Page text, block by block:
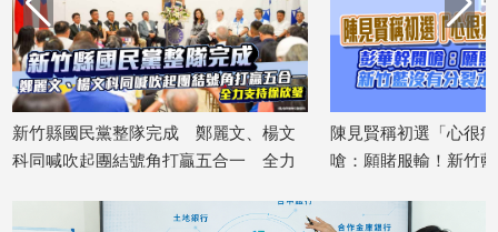
新竹縣國民黨整隊完成 鄭麗文、楊文
科同喊吹起團結號角打贏五合一 全力
陳見賢稱初選「心很
嗆：願賭服輸！新竹